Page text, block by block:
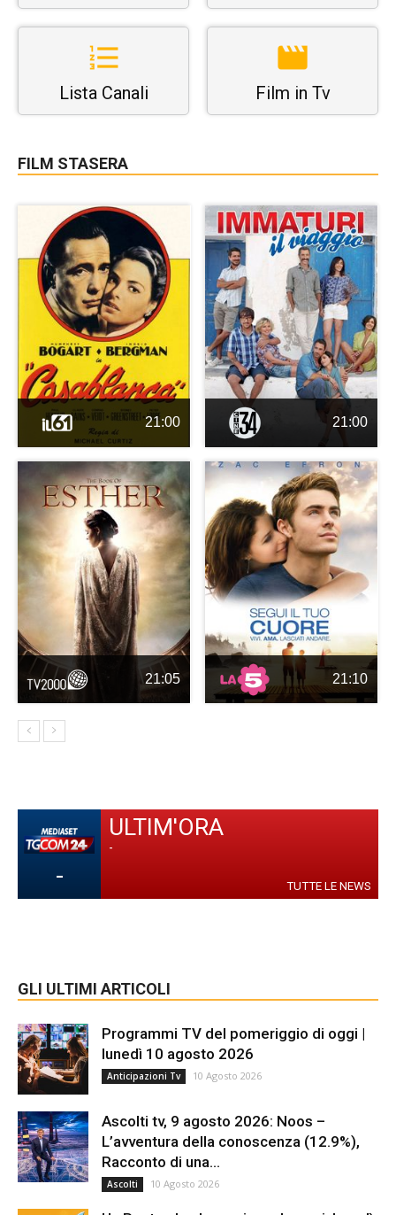
Lista Canali Film in Tv
FILM STASERA
21:00 21:00
21:05 21:10
-
ULTIM'ORA
-
TUTTE LE NEWS
GLI ULTIMI ARTICOLI
Programmi TV del pomeriggio di oggi |
lunedì 10 agosto 2026
Anticipazioni Tv 10 Agosto 2026
Ascolti tv, 9 agosto 2026: Noos –
L’avventura della conoscenza (12.9%),
Racconto di una...
Ascolti 10 Agosto 2026